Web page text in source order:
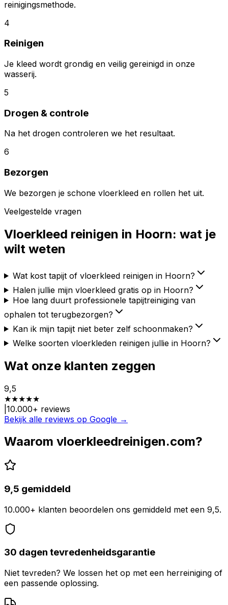
reinigingsmethode.
4
Reinigen
Je kleed wordt grondig en veilig gereinigd in onze
wasserij.
5
Drogen & controle
Na het drogen controleren we het resultaat.
6
Bezorgen
We bezorgen je schone vloerkleed en rollen het uit.
Veelgestelde vragen
Vloerkleed reinigen in Hoorn: wat je
wilt weten
Wat kost tapijt of vloerkleed reinigen in Hoorn?
Halen jullie mijn vloerkleed gratis op in Hoorn?
Hoe lang duurt professionele tapijtreiniging van
ophalen tot terugbezorgen?
Kan ik mijn tapijt niet beter zelf schoonmaken?
Welke soorten vloerkleden reinigen jullie in Hoorn?
Wat onze klanten zeggen
9,5
★★★★★
10.000+ reviews
Bekijk alle reviews op Google →
Waarom vloerkleedreinigen.com?
9,5 gemiddeld
10.000+ klanten beoordelen ons gemiddeld met een 9,5.
30 dagen tevredenheidsgarantie
Niet tevreden? We lossen het op met een herreiniging of
een passende oplossing.